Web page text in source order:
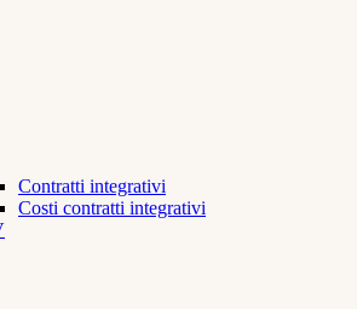
Contratti integrativi
Costi contratti integrativi